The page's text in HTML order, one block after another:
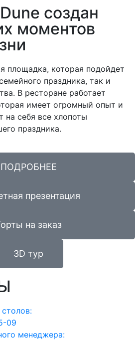
создан
моментов
площадка, которая подойдет
праздника, так и
В ресторане работает
имеет огромный опыт и
на себя все хлопоты
праздника.
ПОДРОБНЕЕ
презентация
на заказ
3D тур
09
менеджера: